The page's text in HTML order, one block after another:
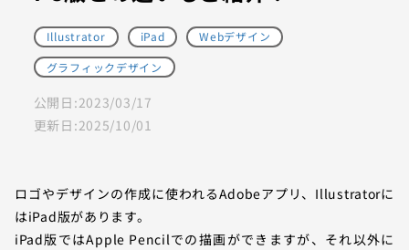
Illustrator iPad
Webデザイン
グラフィックデザイン
公開日:2023/03/17
更新日:2025/10/01
ロゴやデザインの作成に使われるAdobeアプリ、Illustratorに
はiPad版があります。
iPad版ではApple Pencilでの描画ができますが、それ以外に